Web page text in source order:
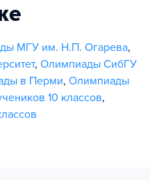
МГУ им. Н.П. Огарева,
, Олимпиады СибГУ
в Перми, Олимпиады
10 классов,